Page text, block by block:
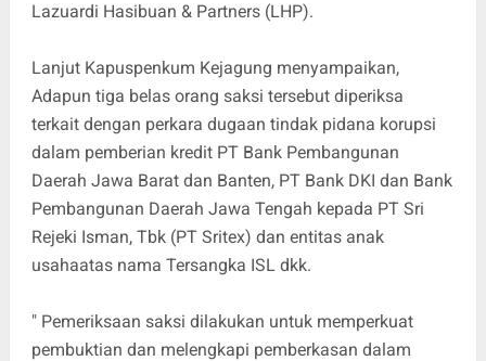
Lazuardi Hasibuan & Partners (LHP).
Lanjut Kapuspenkum Kejagung menyampaikan,
Adapun tiga belas orang saksi tersebut diperiksa
terkait dengan perkara dugaan tindak pidana korupsi
dalam pemberian kredit PT Bank Pembangunan
Daerah Jawa Barat dan Banten, PT Bank DKI dan Bank
Pembangunan Daerah Jawa Tengah kepada PT Sri
Rejeki Isman, Tbk (PT Sritex) dan entitas anak
usahaatas nama Tersangka ISL dkk.
" Pemeriksaan saksi dilakukan untuk memperkuat
pembuktian dan melengkapi pemberkasan dalam